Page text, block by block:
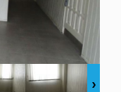
Kontakt